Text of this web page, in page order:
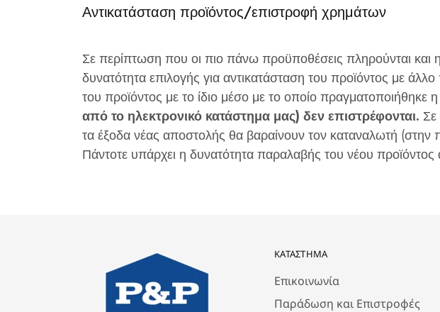
Αντικατάσταση προϊόντος/επιστροφή χρημάτων
Σε περίπτωση που οι πιο πάνω προϋποθέσεις πληρούνται και
δυνατότητα επιλογής για αντικατάσταση του προϊόντος με
του προϊόντος με το ίδιο μέσο με το οποίο πραγματοποιήθηκε
από το ηλεκτρονικό κατάστημα μας) δεν επιστρέφονται. Σε
τα έξοδα νέας αποστολής θα βαραίνουν τον καταναλωτή
Πάντοτε υπάρχει η δυνατότητα παραλαβής του νέου
ΚΑΤΆΣΤΗΜΑ
Επικοινωνία
Παράδωση και Επιστροφές